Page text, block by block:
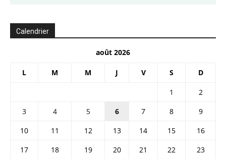
Calendrier
août 2026
L M M J V S D
1
2
3
4 5 6 7 8
9
10
11 12 13 14 15
16
17
18 19 20 21 22
23